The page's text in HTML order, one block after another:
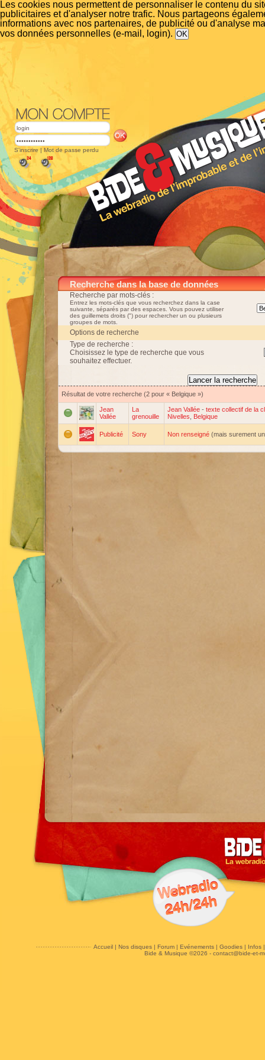
Les cookies nous permettent de personnaliser le contenu du
publicitaires et d'analyser notre trafic. Nous partageons
informations avec nos partenaires, de publicité ou d'analyse
vos données personnelles (e-mail, login).
S'inscrire | Mot de passe perdu
Recherche dans la base de données
Recherche par mots-clés :
Entrez les mots-clés que vous recherchez dans la case
suivante, séparés par des espaces. Vous pouvez utiliser
des guillemets droits (") pour rechercher un ou plusieurs
groupes de mots.
Options de recherche
Type de recherche :
Choisissez le type de recherche que vous
souhaitez effectuer.
Résultat de votre recherche (2 pour « Belgique »)
Jean
Vallée
La
grenouille
Jean Vallée - texte collectif de la
Nivelles
Belgique
Publicité Sony Non renseigné (mais surement
Accueil| Nos disques| Forum| Evénements| Goodies| Infos
Bide & Musique ©2026 - contact@bide-et-